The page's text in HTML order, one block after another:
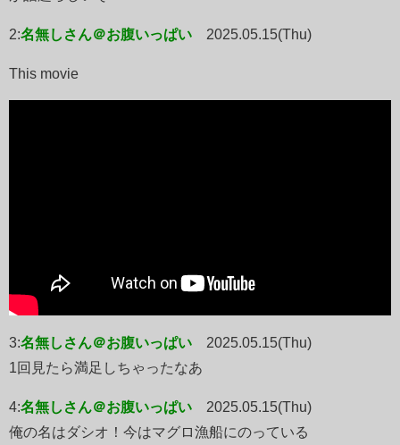
2:名無しさん＠お腹いっぱい 2025.05.15(Thu)
This movie
3:名無しさん＠お腹いっぱい
2025.05.15(Thu)
1回見たら満足しちゃったなあ
4:名無しさん＠お腹いっぱい
2025.05.15(Thu)
俺の名はダシオ！今はマグロ漁船にのっている